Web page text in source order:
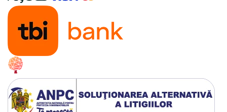
Screens
Nolzur
Premium
Board games
Harti
Teren
Alte RPG